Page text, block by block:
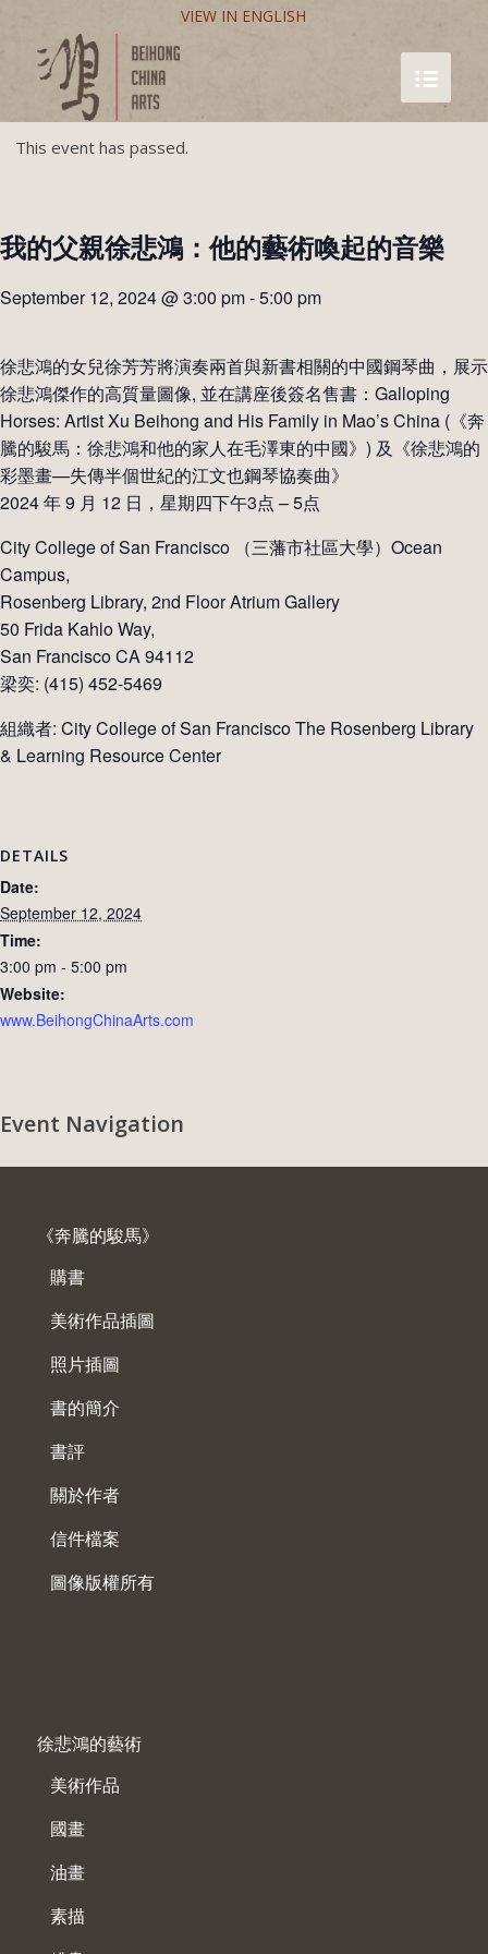
VIEW IN ENGLISH
This event has passed.
我的父親徐悲鴻：他的藝術喚起的音樂
September 12, 2024 @ 3:00 pm-5:00 pm
徐悲鴻的女兒徐芳芳將演奏兩首與新書相關的中國鋼琴曲，展示
徐悲鴻傑作的高質量圖像, 並在講座後簽名售書：Galloping
Horses: Artist Xu Beihong and His Family in Mao’s China (《奔
騰的駿馬：徐悲鴻和他的家人在毛澤東的中國》) 及《徐悲鴻的
彩墨畫—失傳半個世紀的江文也鋼琴協奏曲》
2024 年 9 月 12 日，星期四下午3点 – 5点
City College of San Francisco （三藩市社區大學）Ocean
Campus,
Rosenberg Library, 2nd Floor Atrium Gallery
50 Frida Kahlo Way,
San Francisco CA 94112
梁奕: (415) 452-5469
組織者: City College of San Francisco The Rosenberg Library
& Learning Resource Center
DETAILS
Date:
September 12, 2024
Time:
3:00 pm - 5:00 pm
Website:
www.BeihongChinaArts.com
Event Navigation
《奔騰的駿馬》
購書
美術作品插圖
照片插圖
書的簡介
書評
關於作者
信件檔案
圖像版權所有
徐悲鴻的藝術
美術作品
國畫
油畫
素描